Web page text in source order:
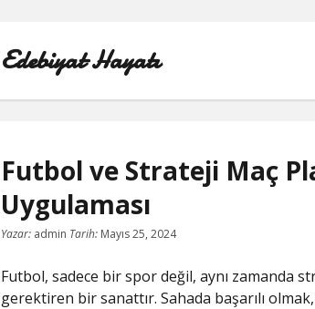
Edebiyat Hayatı
INSTAGRAM BEĞENI
SAYFA
Futbol ve Strateji Maç
Uygulaması
Yazar:admin Tarih: Mayıs 25, 2024
Futbol, sadece bir spor değil, aynı zamanda
gerektiren bir sanattır. Sahada başarılı